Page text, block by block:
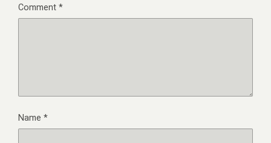
Comment*
Name *